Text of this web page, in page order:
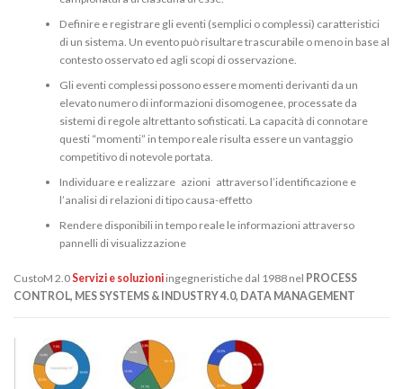
Definire e registrare gli eventi (semplici o complessi) caratteristici
di un sistema. Un evento può risultare trascurabile o meno in base al
contesto osservato ed agli scopi di osservazione.
Gli eventi complessi possono essere momenti derivanti da un
elevato numero di informazioni disomogenee, processate da
sistemi di regole altrettanto sofisticati. La capacità di connotare
questi “momenti” in tempo reale risulta essere un vantaggio
competitivo di notevole portata.
Individuare e realizzare azioni attraverso l’identificazione e
l’analisi di relazioni di tipo causa-effetto
Rendere disponibili in tempo reale le informazioni attraverso
pannelli di visualizzazione
CustoM 2.0Servizi e soluzioni ingegneristiche dal 1988 nel PROCESS
CONTROL, MES SYSTEMS & INDUSTRY 4.0, DATA MANAGEMENT